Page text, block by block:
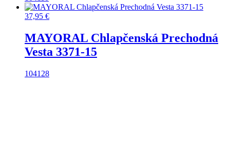
37,95 €
MAYORAL Chlapčenská Prechodná
Vesta 3371-15
104128